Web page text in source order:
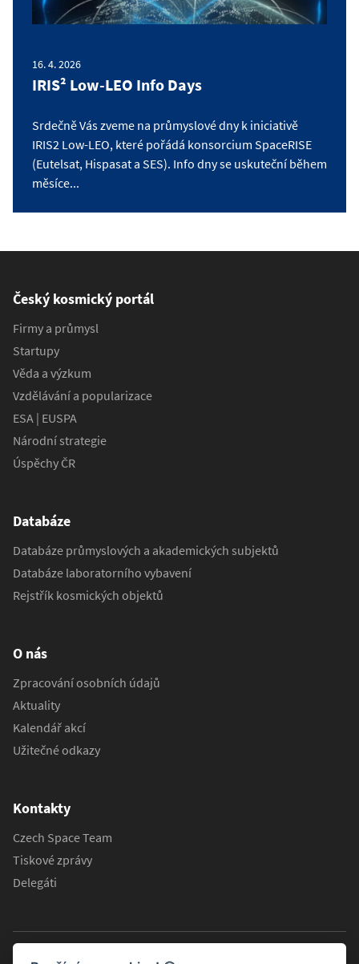
16. 4. 2026
IRIS² Low-LEO Info Days
Srdečně Vás zveme na průmyslové dny k iniciativě
IRIS2 Low-LEO, které pořádá konsorcium SpaceRISE
(Eutelsat, Hispasat a SES). Info dny se uskuteční během
měsíce...
Český kosmický portál
Firmy a průmysl
Startupy
Věda a výzkum
Vzdělávání a popularizace
ESA | EUSPA
Národní strategie
Úspěchy ČR
Databáze
Databáze průmyslových a akademických subjektů
Databáze laboratorního vybavení
Rejstřík kosmických objektů
O nás
Zpracování osobních údajů
Aktuality
Kalendář akcí
Užitečné odkazy
Kontakty
Czech Space Team
Tiskové zprávy
Delegáti